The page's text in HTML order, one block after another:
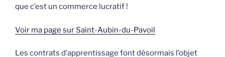
que c’est un commerce lucratif !
Voir ma page sur Saint-Aubin-du-Pavoil
Les contrats d’apprentissage font désormais l’objet